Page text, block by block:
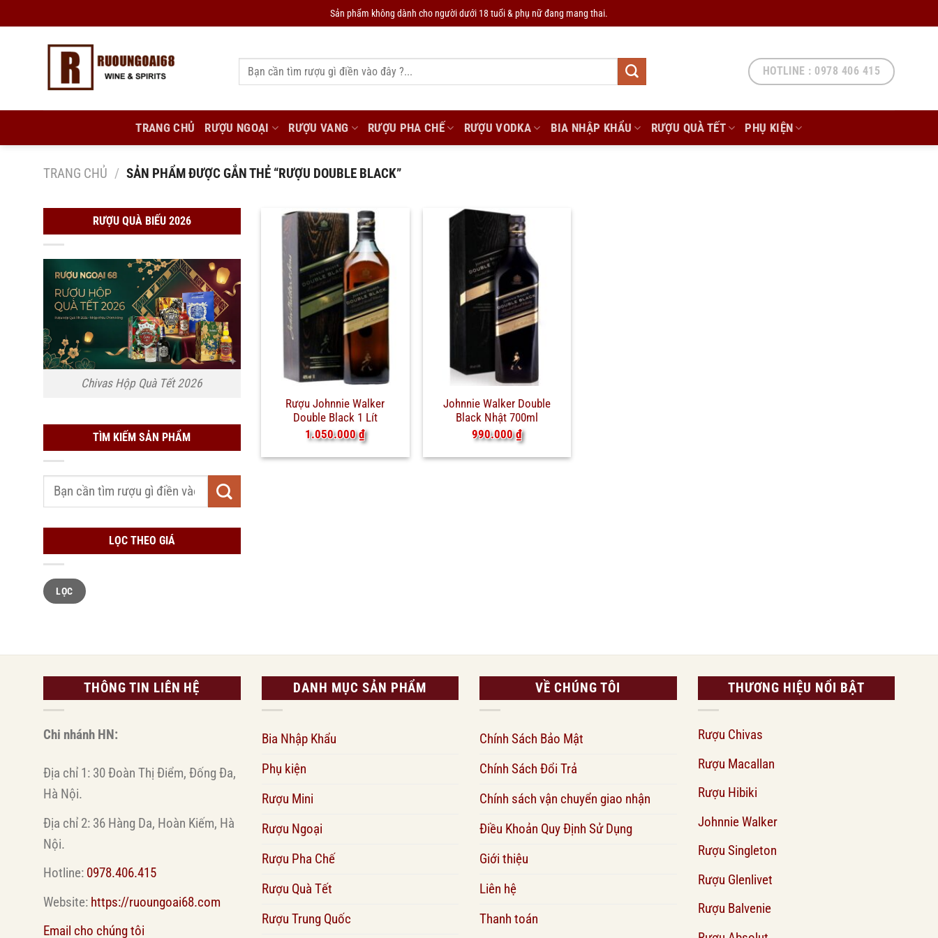
qua
Sản phẩm không dành cho người dưới 18 tuổi & phụ nữ đang mang thai.
Tìm
kiếm:
HOTLINE : 0978 406 415
TRANG CHỦ RƯỢU NGOẠI RƯỢU VANG RƯỢU PHA CHẾ RƯỢU VODKA BIA NHẬP KHẨU RƯỢU QUÀ TẾT PHỤ KIỆN
TRANG CHỦ / SẢN PHẨM ĐƯỢC GẮN THẺ “RƯỢU DOUBLE BLACK”
RƯỢU QUÀ BIẾU 2026
Chivas Hộp Quà Tết 2026
TÌM KIẾM SẢN PHẨM
Tìm
kiếm:
LỌC THEO GIÁ
Giá
tối
thiểu
Giá
tối
đa
LỌC
Rượu Johnnie Walker
Double Black 1 Lít
1.050.000₫
Johnnie Walker Double
Black Nhật 700ml
990.000₫
THÔNG TIN LIÊN HỆ
Chi nhánh HN:
Địa chỉ 1: 30 Đoàn Thị Điểm, Đống Đa,
Hà Nội.
Địa chỉ 2: 36 Hàng Da, Hoàn Kiếm, Hà
Nội.
Hotline: 0978.406.415
Website: https://ruoungoai68.com
Email cho chúng tôi
DANH MỤC SẢN PHẨM
Bia Nhập Khẩu
Phụ kiện
Rượu Mini
Rượu Ngoại
Rượu Pha Chế
Rượu Quà Tết
Rượu Trung Quốc
VỀ CHÚNG TÔI
Chính Sách Bảo Mật
Chính Sách Đổi Trả
Chính sách vận chuyển giao nhận
Điều Khoản Quy Định Sử Dụng
Giới thiệu
Liên hệ
Thanh toán
THƯƠNG HIỆU NỔI BẬT
Rượu Chivas
Rượu Macallan
Rượu Hibiki
Johnnie Walker
Rượu Singleton
Rượu Glenlivet
Rượu Balvenie